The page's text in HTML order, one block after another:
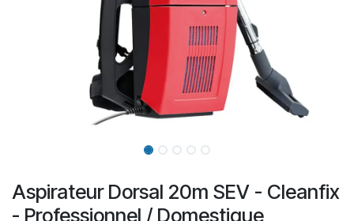
Aspirateur Dorsal 20m SEV - Cleanfix
- Professionnel / Domestique